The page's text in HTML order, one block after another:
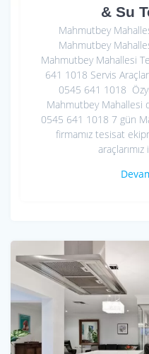
& Su
Mahmutbey
Mahmutbey
Mahmutbey Mahallesi
641 1018 Servis
0545 641 1018
Mahmutbey Mahallesi
0545 641 1018 7 gün
firmamız tesisat